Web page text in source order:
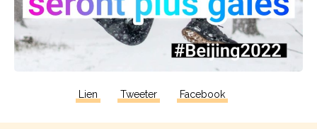
Lien Tweeter Facebook